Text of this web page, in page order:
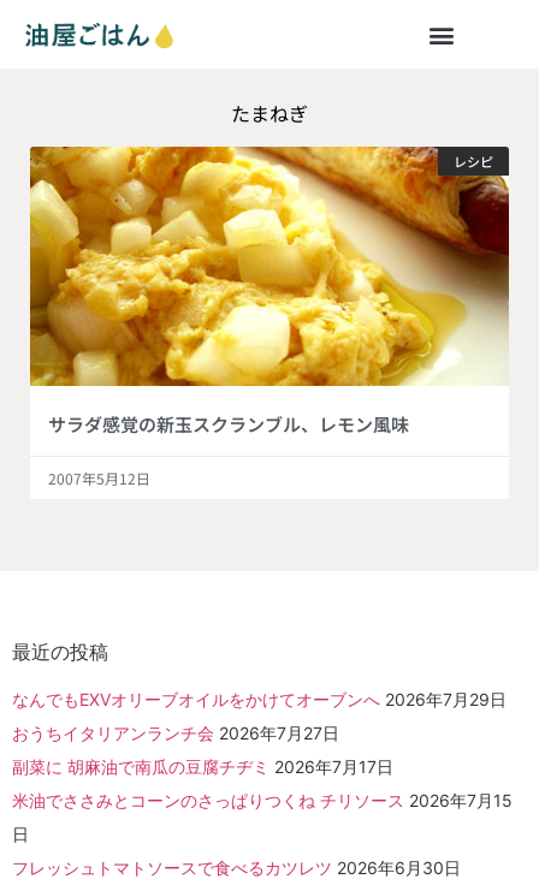
たまねぎ
レシピ
サラダ感覚の新玉スクランブル、レモン風味
2007年5月12日
最近の投稿
なんでもEXVオリーブオイルをかけてオーブンへ 2026年7月29日
おうちイタリアンランチ会 2026年7月27日
副菜に 胡麻油で南瓜の豆腐チヂミ 2026年7月17日
米油でささみとコーンのさっぱりつくね チリソース 2026年7月15
日
フレッシュトマトソースで食べるカツレツ 2026年6月30日